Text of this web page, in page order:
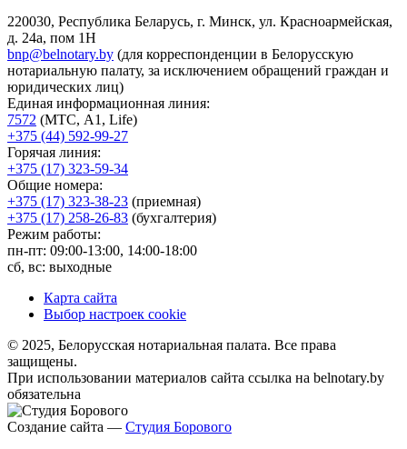
220030, Республика Беларусь, г. Минск, ул. Красноармейская,
д. 24а, пом 1Н
bnp@belnotary.by (для корреспонденции в Белорусскую
нотариальную палату, за исключением обращений граждан и
юридических лиц)
Единая информационная линия:
7572 (МТС, A1, Life)
+375 (44) 592-99-27
Горячая линия:
+375 (17) 323-59-34
Общие номера:
+375 (17) 323-38-23 (приемная)
+375 (17) 258-26-83 (бухгалтерия)
Режим работы:
пн-пт: 09:00-13:00, 14:00-18:00
сб, вс: выходные
Карта сайта
Выбор настроек cookie
© 2025, Белорусская нотариальная палата. Все права
защищены.
При использовании материалов сайта ссылка на belnotary.by
обязательна
Создание сайта — Студия Борового